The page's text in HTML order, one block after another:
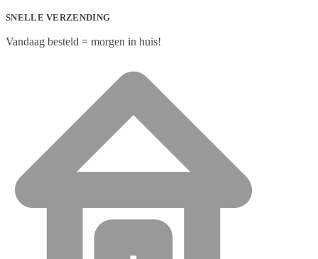
SNELLE VERZENDING
Vandaag besteld = morgen in huis!